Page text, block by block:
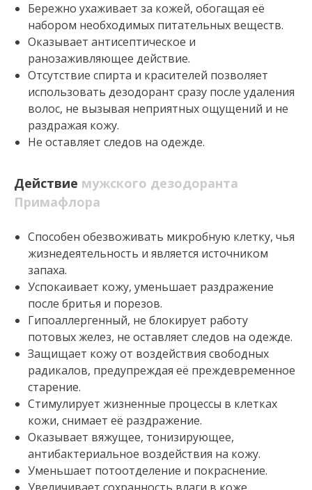
Бережно ухаживает за кожей, обогащая её
набором необходимых питательных веществ.
Оказывает антисептическое и
ранозаживляющее действие.
Отсутствие спирта и красителей позволяет
использовать дезодорант сразу после удаления
волос, не вызывая неприятных ощущений и не
раздражая кожу.
Не оставляет следов на одежде.
Действие мужского дезодоранта
Примафлора
Способен обезвоживать микробную клетку, чья
жизнедеятельность и является источником
запаха.
Успокаивает кожу, уменьшает раздражение
после бритья и порезов.
Гипоаллергенный, не блокирует работу
потовых желез, не оставляет следов на одежде.
Защищает кожу от воздействия свободных
радикалов, предупреждая её преждевременное
старение.
Стимулирует жизненные процессы в клетках
кожи, снимает её раздражение.
Оказывает вяжущее, тонизирующее,
антибактериальное воздействия на кожу.
Уменьшает потоотделение и покраснение.